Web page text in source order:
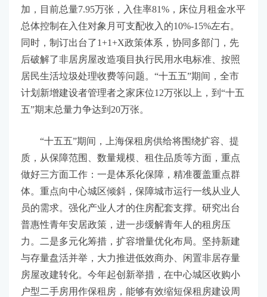
加，目前总量7.95万张，入住率81%，床位月租金水平
总体控制在入住对象月可支配收入的10%-15%左右。
同时，制订出台了1+1+X政策体系，协同多部门，先
后破解了非居房屋改造项目执行民用水电标准、按照
居民生活垃圾处理收费等问题。“十五五”期间，全市
计划新增建设者管理者之家床位12万张以上，到“十五
五”期末总量力争达到20万张。
“十五五”期间，上海保租房供给将围绕扩容、提
质，从保障范围、数量规模、租住品质等方面，重点
做好三方面工作：一是体系化保障，精准覆盖重点群
体。重点向中心城区倾斜，保障城市运行一线从业人
员的需求。强化产业人才的住房配套支撑。研究出台
普惠性青年安居政策，进一步缓解青年人的租房压
力。二是多元化筹措，扩容增量优化布局。坚持新建
与存量盘活并举，大力推进低效商办、闲置非居存量
房屋改建转化。今年起创新举措，在中心城区收购小
户型二手房用作保租房，能够有效缩短保租房建设周